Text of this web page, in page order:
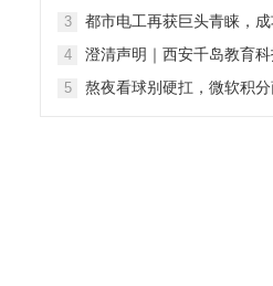
3
都市电工再获巨头青睐，
售后安装维保项目
4
澄清声明｜西安千岛教育
服务
5
熬夜看球别硬扛，微软积